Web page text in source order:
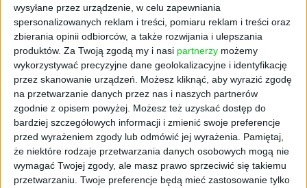
wysyłane przez urządzenie, w celu zapewniania
spersonalizowanych reklam i treści, pomiaru reklam i treści oraz
zbierania opinii odbiorców, a także rozwijania i ulepszania
produktów. Za Twoją zgodą my i nasi partnerzy możemy
wykorzystywać precyzyjne dane geolokalizacyjne i identyfikację
przez skanowanie urządzeń. Możesz kliknąć, aby wyrazić zgodę
na przetwarzanie danych przez nas i naszych partnerów
zgodnie z opisem powyżej. Możesz też uzyskać dostęp do
bardziej szczegółowych informacji i zmienić swoje preferencje
przed wyrażeniem zgody lub odmówić jej wyrażenia.
Pamiętaj,
że niektóre rodzaje przetwarzania danych osobowych mogą nie
wymagać Twojej zgody, ale masz prawo sprzeciwić się takiemu
przetwarzaniu. Twoje preferencje będą mieć zastosowanie tylko
FAJRANT
Przedmiotów życie po życiu
Maciej Łuczak 01.08.2022